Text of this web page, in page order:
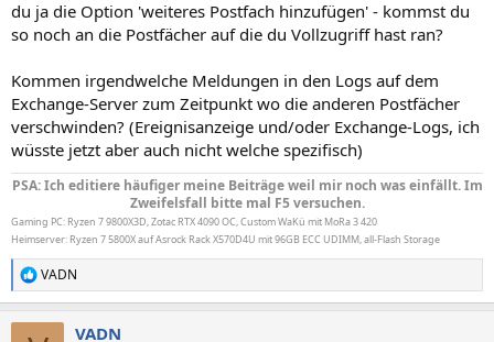
du ja die Option 'weiteres Postfach hinzufügen' - kommst du
so noch an die Postfächer auf die du Vollzugriff hast ran?
Kommen irgendwelche Meldungen in den Logs auf dem
Exchange-Server zum Zeitpunkt wo die anderen Postfächer
verschwinden? (Ereignisanzeige und/oder Exchange-Logs, ich
wüsste jetzt aber auch nicht welche spezifisch)
PSA: Ich editiere häufiger meine Beiträge weil mir noch was einfällt. Im
Zweifelsfall bitte mal F5 versuchen.
Gaming PC: Ryzen 7 9800X3D, Zotac RTX 4090 OC, Custom WaKü mit MoRa 3 420
Heimserver: Ryzen 7 5800X auf Asrock Rack X570D4U mit 96GB ECC UDIMM, all-Flash Storage
R
e
VADN
VADN